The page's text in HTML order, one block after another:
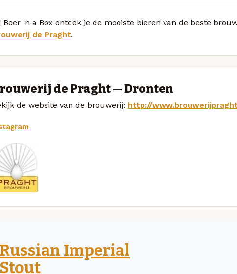
Beer in a Box ontdek je de mooiste bieren van de beste
de Praght.
de Praght — Dronten
de website van de brouwerij: http://
Russian Imperial
Stout